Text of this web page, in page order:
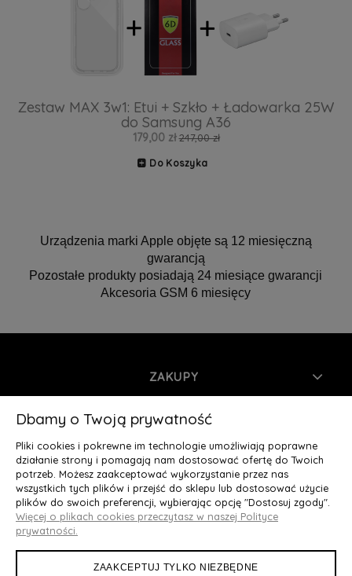
Zestaw MAX 3w1: Etui + Szkło + Ładowarka 25W
do Samsung A36
179,00 zł 247,00 zł
Do Koszyka
Urządzenia marki Apple objęte są 12 miesięczną
gwarancją
Pozostałe produkty posiadają 24 miesiące gwarancji
Akcesoria GSM 6 miesięcy
ZAKUPY
INFORMACJE
MOJE KONTO
O NAS
Deluxury.pl
Dbamy o Twoją prywatność
Pliki cookies i pokrewne im technologie umożliwiają poprawne
działanie strony i pomagają nam dostosować ofertę do Twoich
potrzeb. Możesz zaakceptować wykorzystanie przez nas
wszystkich tych plików i przejść do sklepu lub dostosować użycie
plików do swoich preferencji, wybierając opcję "Dostosuj zgody".
Więcej o plikach cookies przeczytasz w naszej Polityce
prywatności.
ZAAKCEPTUJ TYLKO NIEZBĘDNE